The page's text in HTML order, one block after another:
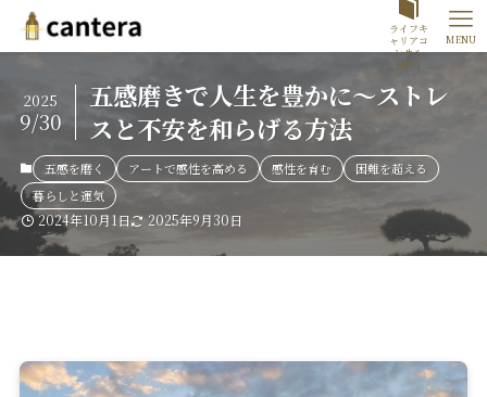
ライフキ
ャリアコ
ンサル
SINO
MENU
五感磨きで人生を豊かに～ストレ
スと不安を和らげる方法
2025
9/30
五感を磨く アートで感性を高める 感性を育む
困難を超える
暮らしと運気
2024年10月1日 2025年9月30日